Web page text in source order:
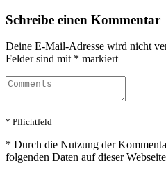
Schreibe einen Kommentar
Deine E-Mail-Adresse wird nicht
Felder sind mit * markiert
* Pflichtfeld
* Durch die Nutzung der
folgenden Daten auf dieser